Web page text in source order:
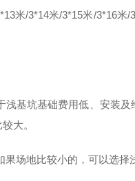
米/3*14米/3*15米/3*16米/
基坑基础费用低、安装及
大。
场地比较小的，可以选择